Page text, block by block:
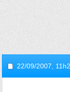
22/09/2007,